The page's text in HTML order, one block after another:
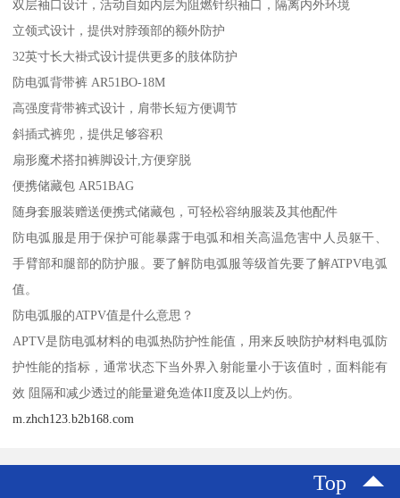
双层袖口设计，活动自如内层为阻燃针织袖口，隔离内外环境
立领式设计，提供对脖颈部的额外防护
32英寸长大褂式设计提供更多的肢体防护
防电弧背带裤 AR51BO-18M
高强度背带裤式设计，肩带长短方便调节
斜插式裤兜，提供足够容积
扇形魔术搭扣裤脚设计,方便穿脱
便携储藏包 AR51BAG
随身套服装赠送便携式储藏包，可轻松容纳服装及其他配件
防电弧服是用于保护可能暴露于电弧和相关高温危害中人员躯干、
手臂部和腿部的防护服。要了解防电弧服等级首先要了解ATPV电弧
值。
防电弧服的ATPV值是什么意思？
APTV是防电弧材料的电弧热防护性能值，用来反映防护材料电弧防
护性能的指标，通常状态下当外界入射能量小于该值时，面料能有
效 阻隔和减少透过的能量避免造体II度及以上灼伤。
m.zhch123.b2b168.com
Top